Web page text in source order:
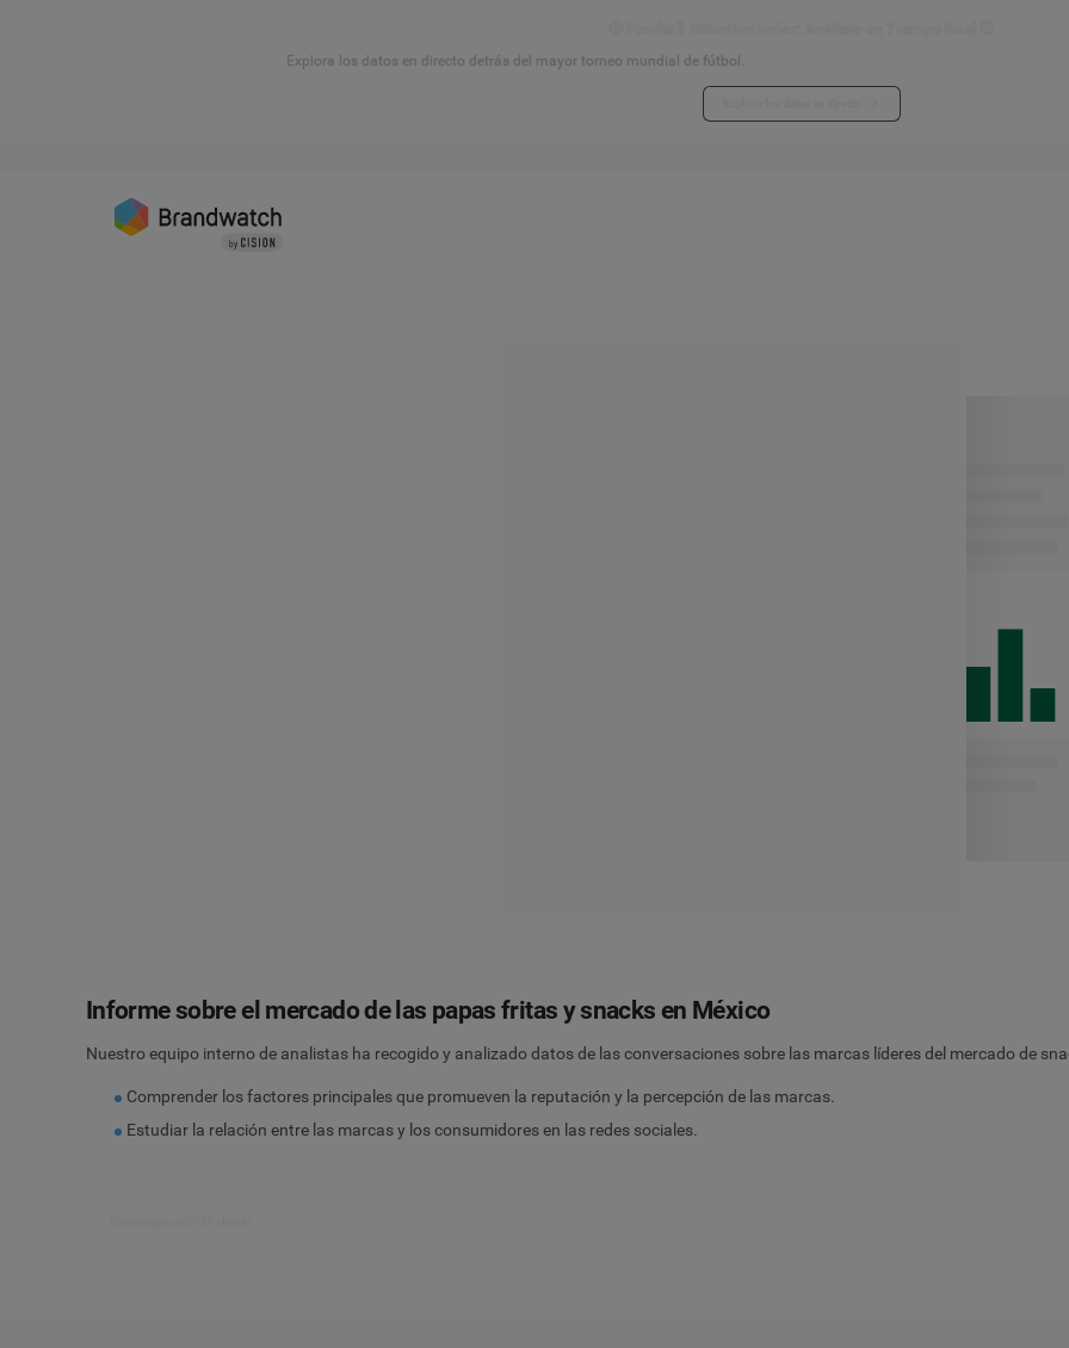
Explora los datos en directo detrás del mayor torneo mundial de fútbol.
Informe sobre el mercado de las papas fritas y snacks en México
Nuestro equipo interno de analistas ha recogido y analizado datos de las conversaciones sobre las marcas líderes del mercado de
Comprender los factores principales que promueven la reputación y la percepción de las marcas.
Estudiar la relación entre las marcas y los consumidores en las redes sociales.